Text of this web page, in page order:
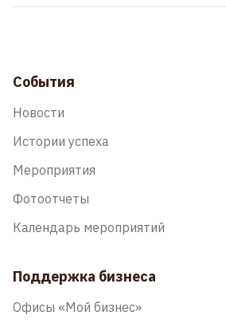
События
Новости
Истории успеха
Мероприятия
Фотоотчеты
Календарь мероприятий
Поддержка бизнеса
Офисы «Мой бизнес»